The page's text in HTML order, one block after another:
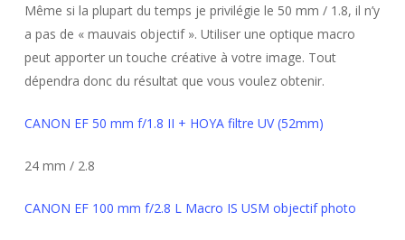
Même si la plupart du temps je privilégie le 50 mm / 1.8, il n’y
a pas de « mauvais objectif ». Utiliser une optique macro
peut apporter un touche créative à votre image. Tout
dépendra donc du résultat que vous voulez obtenir.
CANON EF 50 mm f/1.8 II + HOYA filtre UV (52mm)
24 mm / 2.8
CANON EF 100 mm f/2.8 L Macro IS USM objectif photo